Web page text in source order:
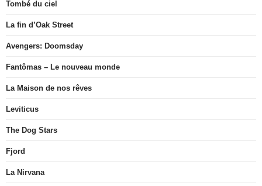
Tombé du ciel
La fin d’Oak Street
Avengers: Doomsday
Fantômas – Le nouveau monde
La Maison de nos rêves
Leviticus
The Dog Stars
Fjord
La Nirvana